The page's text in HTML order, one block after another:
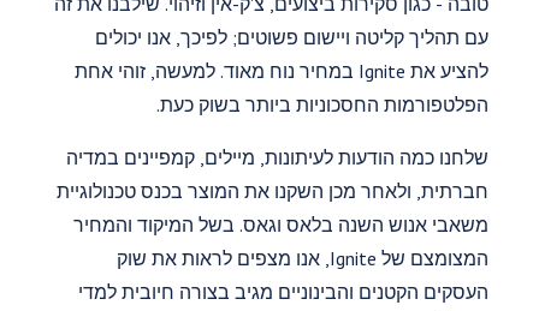
עם תהליך קליטה ויישום פשוטים; לפיכך, אנו יכולים
להציע את Ignite במחיר נוח מאוד. למעשה, זוהי אחת
הפלטפורמות החסכוניות ביותר בשוק כעת.
שלחנו כמה הודעות לעיתונות, מיילים, קמפיינים במדיה
חברתית, ולאחר מכן השקנו את המוצר בכנס טכנולוגיית
משאבי אנוש השנה בלאס וגאס. בשל המיקוד והמחיר
המצומצם של Ignite, אנו מצפים לראות את שוק
העסקים הקטנים והבינוניים מגיב בצורה חיובית למדי